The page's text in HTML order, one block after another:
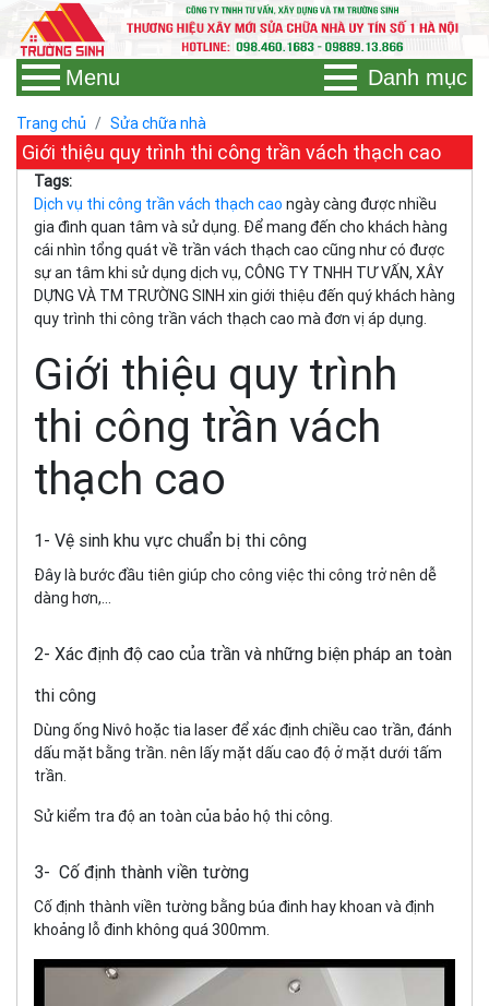
Danh mục
Menu
Trang chủ Sửa chữa nhà
Giới thiệu quy trình thi công trần vách thạch cao
Tags:
Dịch vụ thi công trần vách thạch cao ngày càng được nhiều
gia đình quan tâm và sử dụng. Để mang đến cho khách hàng
cái nhìn tổng quát về trần vách thạch cao cũng như có được
sự an tâm khi sử dụng dịch vụ, CÔNG TY TNHH TƯ VẤN, XÂY
DỰNG VÀ TM TRƯỜNG SINH xin giới thiệu đến quý khách hàng
quy trình thi công trần vách thạch cao mà đơn vị áp dụng.
Giới thiệu quy trình
thi công trần vách
thạch cao
1- Vệ sinh khu vực chuẩn bị thi công
Đây là bước đầu tiên giúp cho công việc thi công trở nên dễ
dàng hơn,...
2- Xác định độ cao của trần và những biện pháp an toàn
thi công
Dùng ống Nivô hoặc tia laser để xác định chiều cao trần, đánh
dấu mặt bằng trần. nên lấy mặt dấu cao độ ở mặt dưới tấm
trần.
Sử kiểm tra độ an toàn của bảo hộ thi công.
3- Cố định thành viền tường
Cố định thành viền tường bằng búa đinh hay khoan và định
khoảng lỗ đinh không quá 300mm.